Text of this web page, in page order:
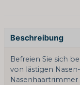
Beschreibung
Befreien Sie sich
von lästigen